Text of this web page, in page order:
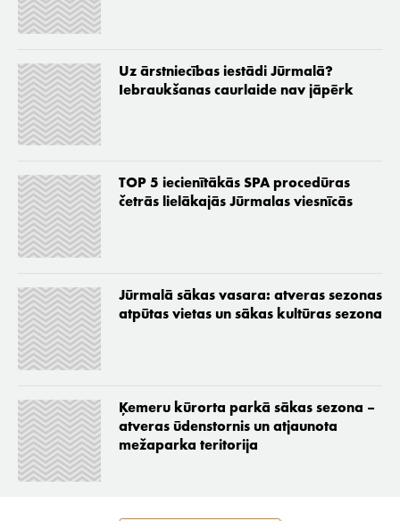
Uz ārstniecības iestādi Jūrmalā?
Iebraukšanas caurlaide nav jāpērk
TOP 5 iecienītākās SPA procedūras
četrās lielākajās Jūrmalas viesnīcās
Jūrmalā sākas vasara: atveras sezonas
atpūtas vietas un sākas kultūras sezona
Ķemeru kūrorta parkā sākas sezona –
atveras ūdenstornis un atjaunota
mežaparka teritorija